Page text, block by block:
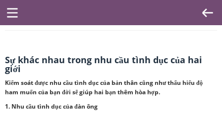
Sự khác nhau trong nhu cầu tình dục của hai
giới
Kiểm soát được nhu cầu tình dục của bản thân cũng như thấu hiểu độ
ham muốn của bạn đời sẽ giúp hai bạn thêm hòa hợp.
1. Nhu cầu tình dục của đàn ông